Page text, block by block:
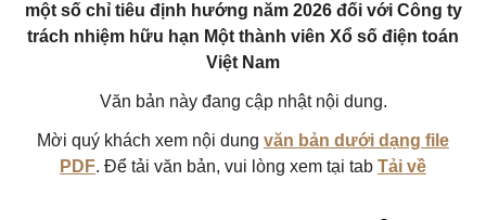
một số chỉ tiêu định hướng năm 2026 đối với Công ty
trách nhiệm hữu hạn Một thành viên Xổ số điện toán
Việt Nam
Văn bản này đang cập nhật nội dung.
Mời quý khách xem nội dung văn bản dưới dạng file
PDF. Để tải văn bản, vui lòng xem tại tab Tải về